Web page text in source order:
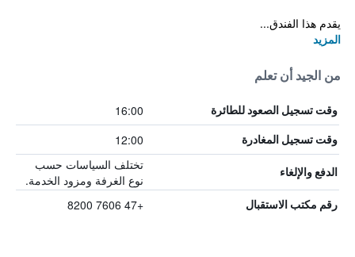
يقدم هذا الفندق...
المزيد
من الجيد أن تعلم
وقت تسجيل الصعود للطائرة 16:00
وقت تسجيل المغادرة 12:00
الدفع والإلغاء
تختلف السياسات حسب
نوع الغرفة ومزود الخدمة.
رقم مكتب الاستقبال +47 7606 8200